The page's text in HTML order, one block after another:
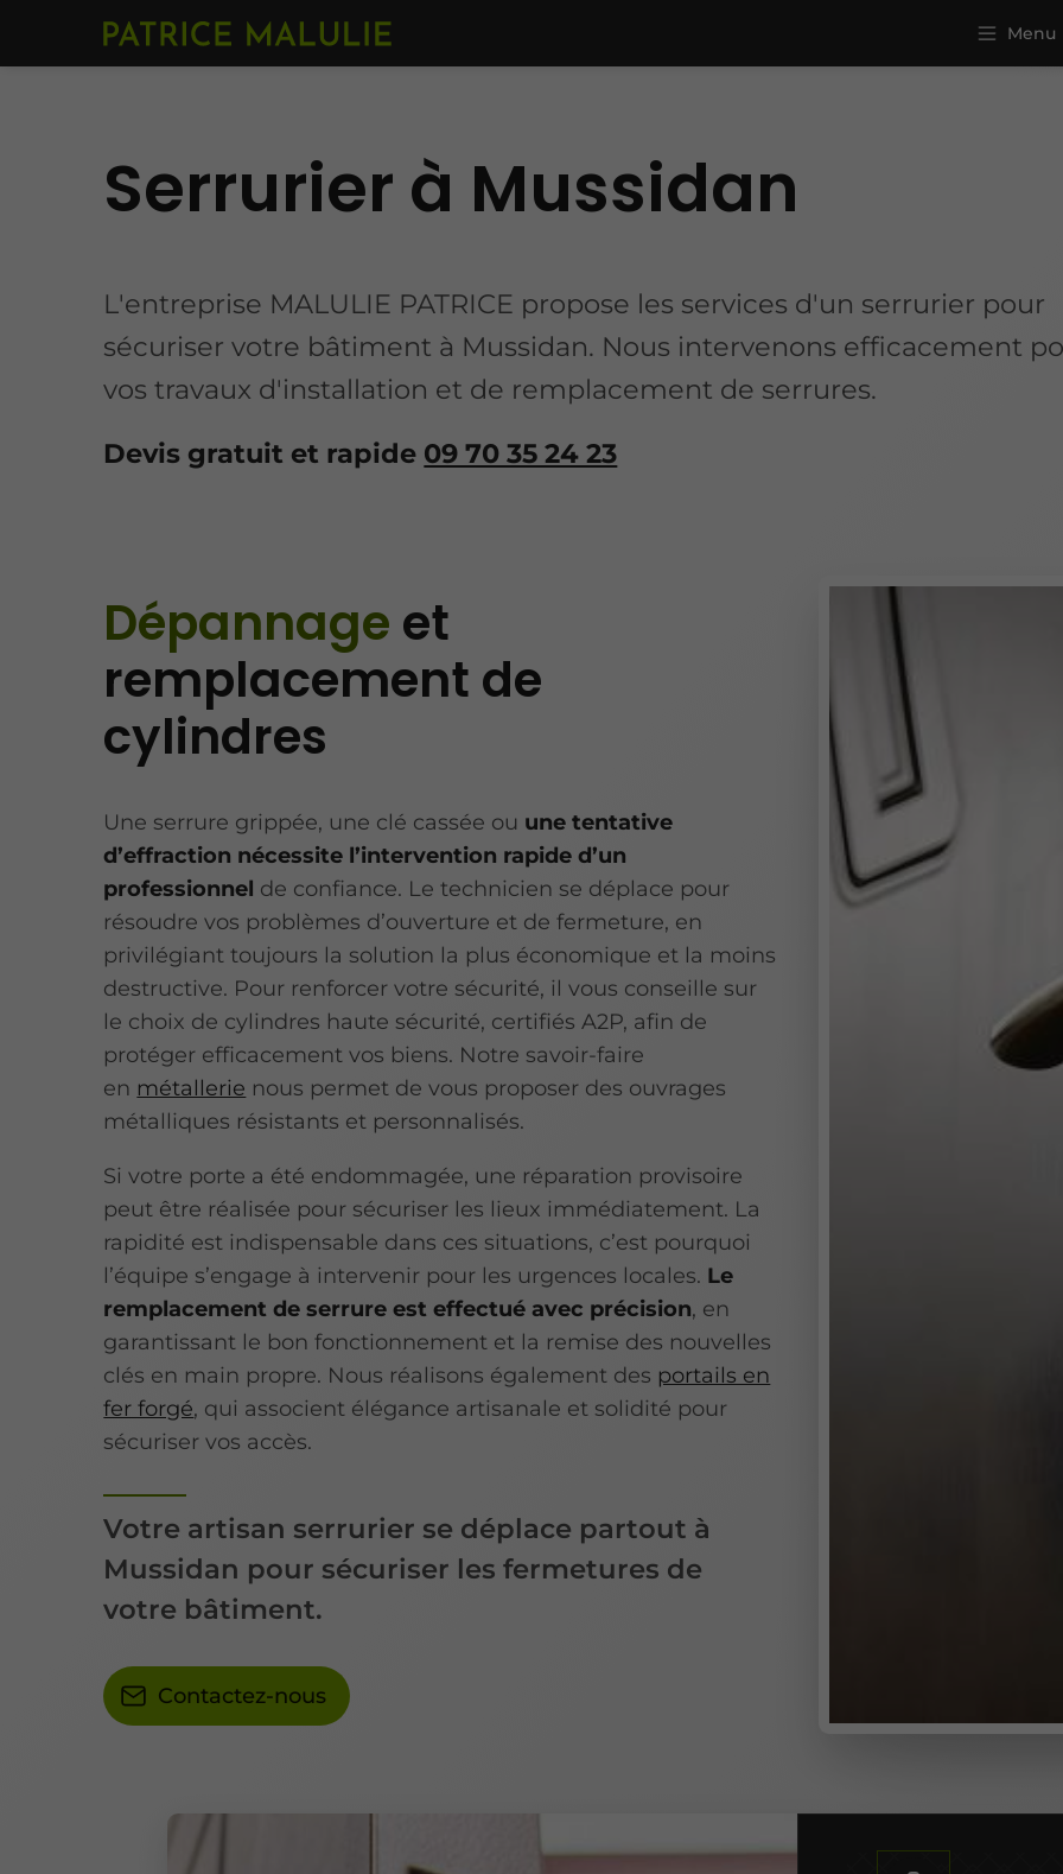
Menu
Serrurier à Mussidan
L'entreprise MALULIE PATRICE propose les services d'un serrurier pour
sécuriser votre bâtiment à Mussidan. Nous intervenons efficacement
vos travaux d'installation et de remplacement de serrures.
Devis gratuit et rapide 09 70 35 24 23
Dépannage et
remplacement de
cylindres
Une serrure grippée, une clé cassée ou une tentative
d’effraction nécessite l’intervention rapide d’un
professionnel de confiance. Le technicien se déplace pour
résoudre vos problèmes d’ouverture et de fermeture, en
privilégiant toujours la solution la plus économique et la moins
destructive. Pour renforcer votre sécurité, il vous conseille sur
le choix de cylindres haute sécurité, certifiés A2P, afin de
protéger efficacement vos biens. Notre savoir-faire
en métallerie nous permet de vous proposer des ouvrages
métalliques résistants et personnalisés.
Si votre porte a été endommagée, une réparation provisoire
peut être réalisée pour sécuriser les lieux immédiatement. La
rapidité est indispensable dans ces situations, c’est pourquoi
l’équipe s’engage à intervenir pour les urgences locales. Le
remplacement de serrure est effectué avec précision, en
garantissant le bon fonctionnement et la remise des nouvelles
clés en main propre. Nous réalisons également des portails en
fer forgé, qui associent élégance artisanale et solidité pour
sécuriser vos accès.
Votre artisan serrurier se déplace partout à
Mussidan pour sécuriser les fermetures de
votre bâtiment.
Contactez-nous